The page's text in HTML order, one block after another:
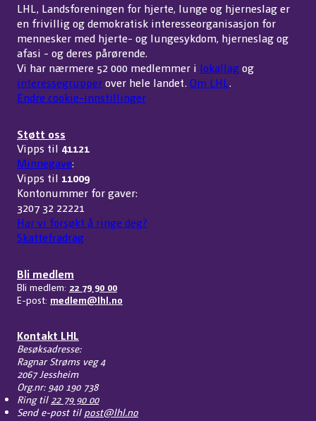
LHL, Landsforeningen for hjerte, lunge og hjerneslag er
en frivillig og demokratisk interesseorganisasjon for
mennesker med hjerte- og lungesykdom, hjerneslag og
afasi - og deres pårørende.
Vi har nærmere 52 000 medlemmer i lokallagog
interessegrupperover hele landet. Om LHL.
Endre cookie-innstillinger
Støtt oss
Vipps til 41121
Minnegave:
Vipps til 11009
Kontonummer for gaver:
3207 32 22221
Har vi forsøkt å ringe deg?
Skattefradrag
Bli medlem
Bli medlem: 22 79 90 00
E-post: medlem@lhl.no
Kontakt LHL
Besøksadresse:
Ragnar Strøms veg 4
2067 Jessheim
Org.nr: 940 190 738
Ring til 22 79 90 00
Send e-post til post@lhl.no